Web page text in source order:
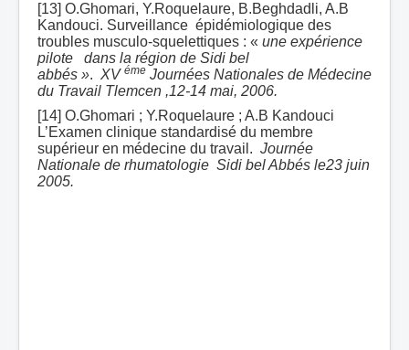
[13] O.Ghomari, Y.Roquelaure, B.Beghdadli, A.B
Kandouci. Surveillance épidémiologique des
troubles musculo-squelettiques : « une expérience
pilote dans la région de Sidi bel
abbés ». XV éme Journées Nationales de Médecine
du Travail Tlemcen ,12-14 mai, 2006.
[14] O.Ghomari ; Y.Roquelaure ; A.B Kandouci
L’Examen clinique standardisé du membre
supérieur en médecine du travail. Journée
Nationale de rhumatologie Sidi bel Abbés le23 juin
2005.